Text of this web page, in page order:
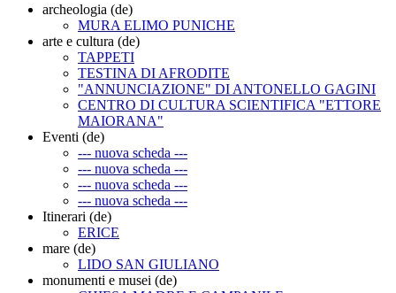
archeologia (de)
MURA ELIMO PUNICHE
arte e cultura (de)
TAPPETI
TESTINA DI AFRODITE
"ANNUNCIAZIONE" DI ANTONELLO GAGINI
CENTRO DI CULTURA SCIENTIFICA "ETTORE
MAIORANA"
Eventi (de)
--- nuova scheda ---
--- nuova scheda ---
--- nuova scheda ---
--- nuova scheda ---
Itinerari (de)
ERICE
mare (de)
LIDO SAN GIULIANO
monumenti e musei (de)